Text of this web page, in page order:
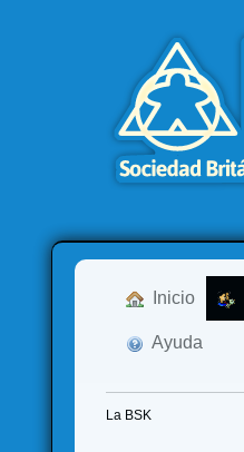
Inicio
Ayuda
La BSK